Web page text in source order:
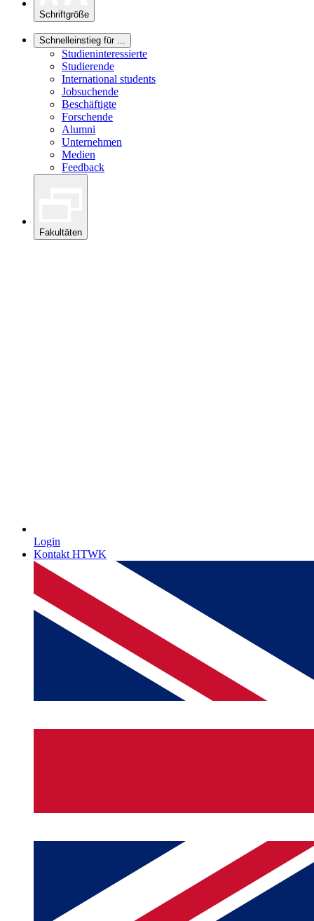
Schriftgröße
Schnelleinstieg für ...
Studieninteressierte
Studierende
International students
Jobsuchende
Beschäftigte
Forschende
Alumni
Unternehmen
Medien
Feedback
Fakultäten
Login
Kontakt HTWK